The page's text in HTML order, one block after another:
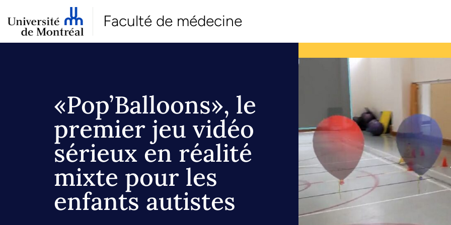
Faculté de médecine
«Pop’Balloons», le
premier jeu vidéo
sérieux en réalité
mixte pour les
enfants autistes